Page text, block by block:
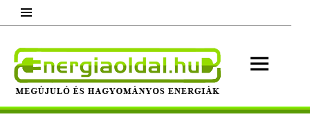
content
Megújuló és hagyományos energiák.